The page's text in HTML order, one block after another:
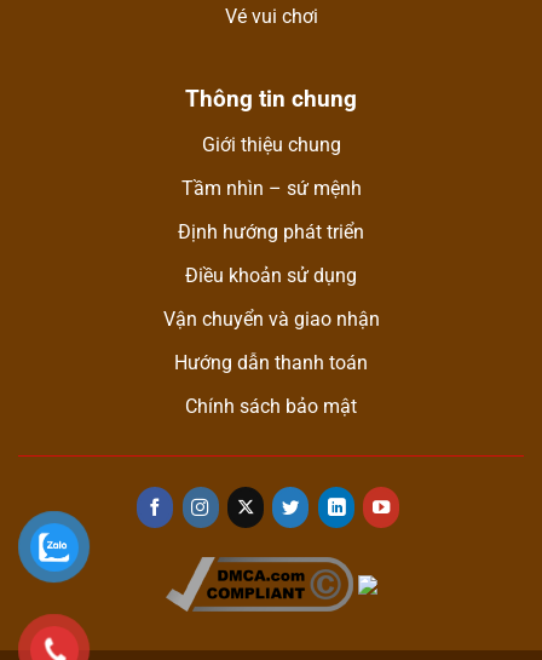
Vé vui chơi
Thông tin chung
Giới thiệu chung
Tầm nhìn – sứ mệnh
Định hướng phát triển
Điều khoản sử dụng
Vận chuyển và giao nhận
Hướng dẫn thanh toán
Chính sách bảo mật